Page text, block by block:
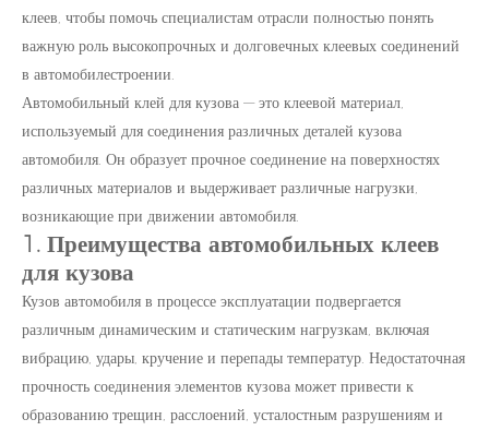
клеев, чтобы помочь специалистам отрасли полностью понять
важную роль высокопрочных и долговечных клеевых соединений
в автомобилестроении.
Автомобильный клей для кузова — это клеевой материал,
используемый для соединения различных деталей кузова
автомобиля. Он образует прочное соединение на поверхностях
различных материалов и выдерживает различные нагрузки,
возникающие при движении автомобиля.
1. Преимущества автомобильных клеев
для кузова
Кузов автомобиля в процессе эксплуатации подвергается
различным динамическим и статическим нагрузкам, включая
вибрацию, удары, кручение и перепады температур. Недостаточная
прочность соединения элементов кузова может привести к
образованию трещин, расслоений, усталостным разрушениям и